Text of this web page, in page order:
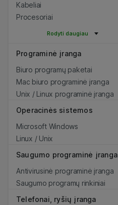
Kabeliai
Procesoriai
Rodyti daugiau
Programinė įranga
Biuro programų paketai
Mac biuro programinė įranga
Unix / Linux programinė įranga
Operacinės sistemos
Microsoft Windows
Linux / Unix
Saugumo programinė įranga
Antivirusinė programinė įranga
Saugumo programų rinkiniai
Telefonai, ryšių įranga